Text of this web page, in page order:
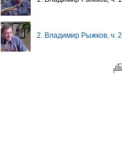
2. Владимир Рыжков, ч. 2